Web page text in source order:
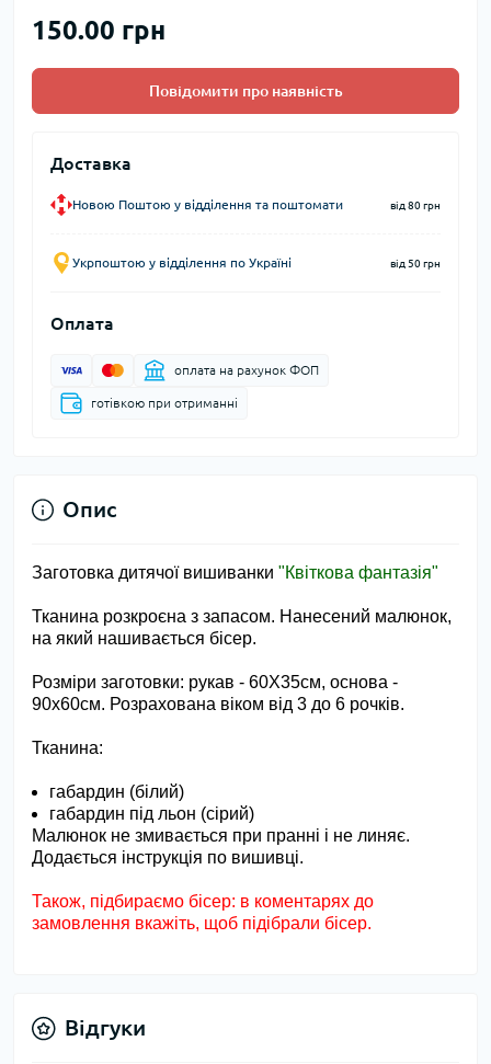
150.00 грн
Повідомити про наявність
Доставка
Новою Поштою у відділення та поштомати від 80 грн
Укрпоштою у відділення по Україні від 50 грн
Оплата
оплата на рахунок ФОП
готівкою при отриманні
Опис
Заготовка дитячої вишиванки "Квіткова фантазія"
Тканина розкроєна з запасом. Нанесений малюнок,
на який нашивається бісер.
Розміри заготовки: рукав - 60Х35см, основа -
90х60см. Розрахована віком від 3 до 6 рочків.
Тканина:
габардин (білий)
габардин під льон (сірий)
Малюнок не змивається при пранні і не линяє.
Додається інструкція по вишивці.
Також, підбираємо бісер: в коментарях до
замовлення вкажіть, щоб підібрали бісер.
Відгуки